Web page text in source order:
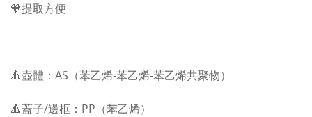
🧡提取方便
🔺壺體：AS（苯乙烯-苯乙烯-苯乙烯共聚物）
🔺蓋子/邊框：PP（苯乙烯）